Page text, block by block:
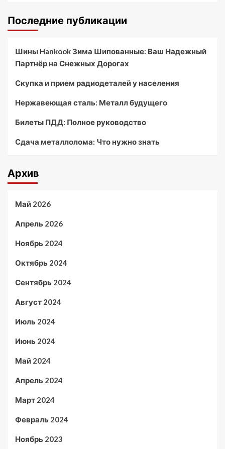
Последние публикации
Шины Hankook Зима Шипованные: Ваш Надежный
Партнёр на Снежных Дорогах
Скупка и прием радиодеталей у населения
Нержавеющая сталь: Металл будущего
Билеты ПДД: Полное руководство
Сдача металлолома: Что нужно знать
Архив
Май 2026
Апрель 2026
Ноябрь 2024
Октябрь 2024
Сентябрь 2024
Август 2024
Июль 2024
Июнь 2024
Май 2024
Апрель 2024
Март 2024
Февраль 2024
Ноябрь 2023